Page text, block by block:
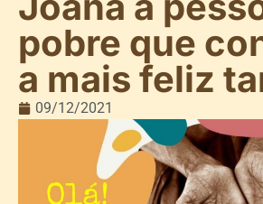
pobre que
a mais feliz
09/12/2021